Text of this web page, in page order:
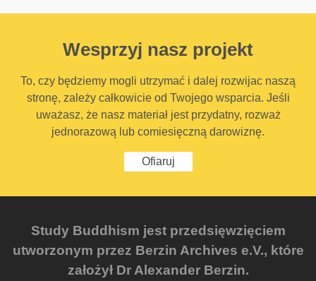
Wesprzyj nasz projekt
To, czy będziemy mogli utrzymać i dalej rozwijac naszą
stronę, zależy całkowicie od Twojego wsparcia. Jeśli
uważasz, że nasz materiał jest przydatny, rozważ
jednorazową lub comiesięczną darowiznę.
Ofiaruj
Study Buddhism jest przedsięwzięciem
utworzonym przez Berzin Archives e.V., które
założył Dr Alexander Berzin.